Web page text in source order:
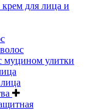
для лица и
улитки